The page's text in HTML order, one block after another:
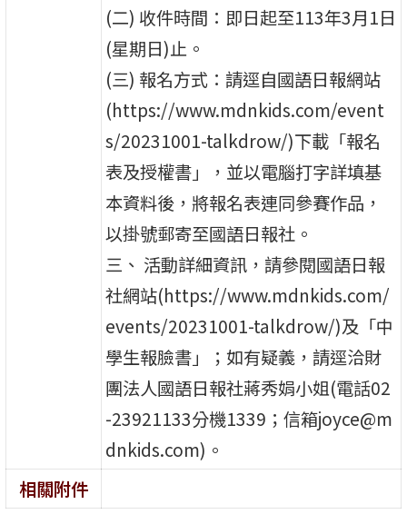
(二) 收件時間：即日起至113年3月1日
(星期日)止。
(三) 報名方式：請逕自國語日報網站
(https://www.mdnkids.com/event
s/20231001-talkdrow/)下載「報名
表及授權書」，並以電腦打字詳填基
本資料後，將報名表連同參賽作品，
以掛號郵寄至國語日報社。
三、 活動詳細資訊，請參閱國語日報
社網站(https://www.mdnkids.com/
events/20231001-talkdrow/)及「中
學生報臉書」；如有疑義，請逕洽財
團法人國語日報社蔣秀娟小姐(電話02
-23921133分機1339；信箱joyce@m
dnkids.com)。
相關附件